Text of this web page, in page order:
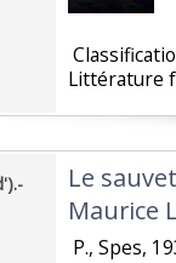
Littérature
‎Le
Maurice
P., Spes,